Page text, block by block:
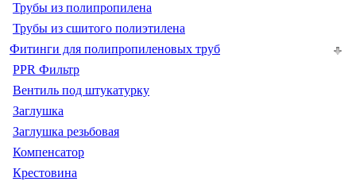
Трубы из полипропилена
Трубы из сшитого полиэтилена
Фитинги для полипропиленовых труб
PPR Фильтр
Вентиль под штукатурку
Заглушка
Заглушка резьбовая
Компенсатор
Крестовина